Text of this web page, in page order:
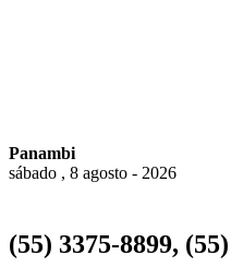
Panambi
sábado , 8 agosto - 2026
(55) 3375-8899,